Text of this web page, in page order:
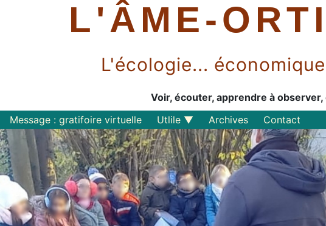
L'ÂME-
L'écologie... économique
Voir, écouter, apprendre à
Message : gratifoire virtuelle
Utlile
Outils libres
Liens
Perspective
Archives Contact